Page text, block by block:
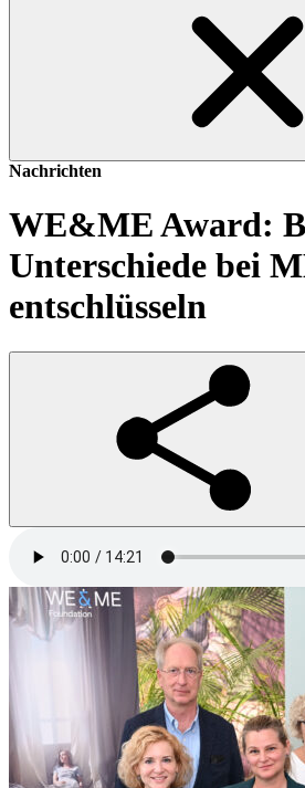
Nachrichten
WE&ME Award:
Unterschiede bei
entschlüsseln